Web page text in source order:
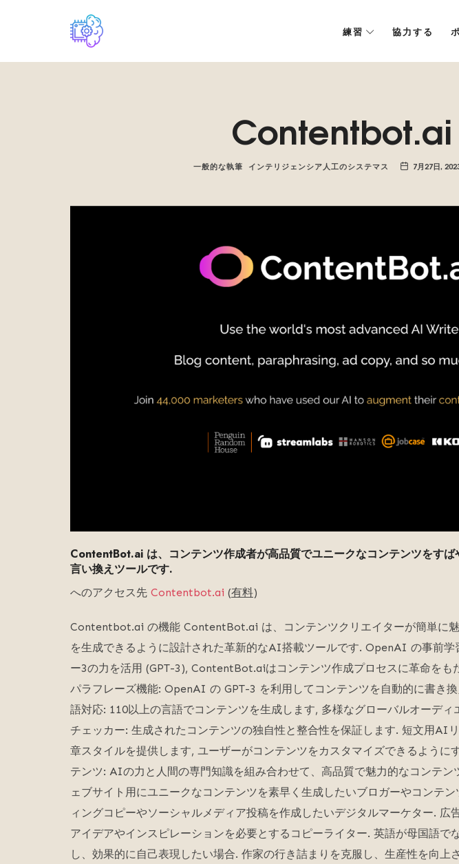
練習 協力する
Contentbot.ai
一般的な執筆 インテリジェンシア人工のシステマス 7月27日,
ContentBot.ai は、コンテンツ作成者が高品質でユニークなコンテンツをす
言い換えツールです.
へのアクセス先 Contentbot.ai (有料)
Contentbot.ai の機能 ContentBot.ai は、コンテンツクリエイターが簡単に
を生成できるように設計された革新的なAI搭載ツールです. OpenAI の事前学
ー3の力を活用 (GPT-3), ContentBot.aiはコンテンツ作成プロセスに革命を
パラフレーズ機能: OpenAI の GPT-3 を利用してコンテンツを自動的に書き
語対応: 110以上の言語でコンテンツを生成します, 多様なグローバルオーデ
チェッカー: 生成されたコンテンツの独自性と整合性を保証します. 短文用AI
章スタイルを提供します, ユーザーがコンテンツをカスタマイズできるように
テンツ: AIの力と人間の専門知識を組み合わせて、高品質で魅力的なコンテン
ェブサイト用にユニークなコンテンツを素早く生成したいブロガーやコンテ
ィングコピーやソーシャルメディア投稿を作成したいデジタルマーケター. 広
アイデアやインスピレーションを必要とするコピーライター. 英語が母国語で
し、効果的に自己表現したい場合. 作家の行き詰まりを克服し、生産性を向上